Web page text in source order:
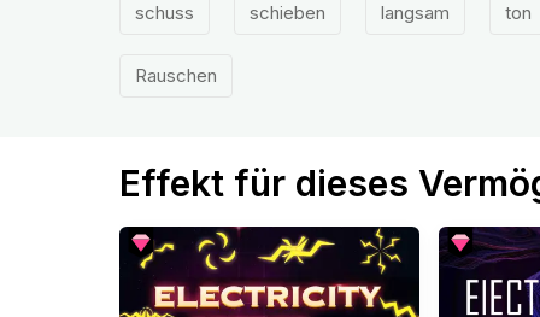
schuss schieben langsam ton
Rauschen
Effekt für dieses